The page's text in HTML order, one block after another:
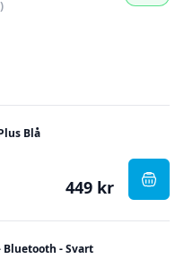
Blå
449 kr ,
Bluetooth - Svart